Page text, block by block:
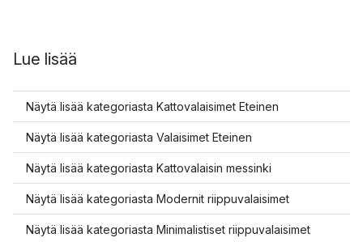
Lue lisää
Näytä lisää kategoriasta Kattovalaisimet Eteinen
Näytä lisää kategoriasta Valaisimet Eteinen
Näytä lisää kategoriasta Kattovalaisin messinki
Näytä lisää kategoriasta Modernit riippuvalaisimet
Näytä lisää kategoriasta Minimalistiset riippuvalaisimet